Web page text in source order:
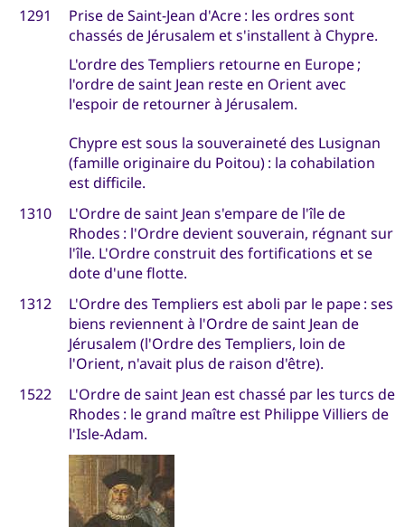
1291
Prise de Saint-Jean d'Acre : les ordres sont
chassés de Jérusalem et s'installent à Chypre.
L'ordre des Templiers retourne en Europe ;
l'ordre de saint Jean reste en Orient avec
l'espoir de retourner à Jérusalem.
Chypre est sous la souveraineté des Lusignan
(famille originaire du Poitou) : la cohabilation
est difficile.
1310
L'Ordre de saint Jean s'empare de l'île de
Rhodes : l'Ordre devient souverain, régnant sur
l'île. L'Ordre construit des fortifications et se
dote d'une flotte.
1312
L'Ordre des Templiers est aboli par le pape : ses
biens reviennent à l'Ordre de saint Jean de
Jérusalem (l'Ordre des Templiers, loin de
l'Orient, n'avait plus de raison d'être).
1522
L'Ordre de saint Jean est chassé par les turcs de
Rhodes : le grand maître est Philippe Villiers de
l'Isle-Adam.